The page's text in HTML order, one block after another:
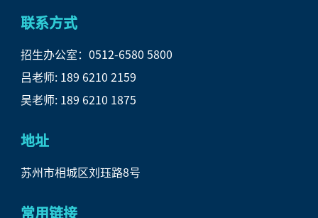
联系方式
招生办公室：0512-6580 5800
吕老师: 189 6210 2159
吴老师: 189 6210 1875
地址
苏州市相城区刘珏路8号
常用链接